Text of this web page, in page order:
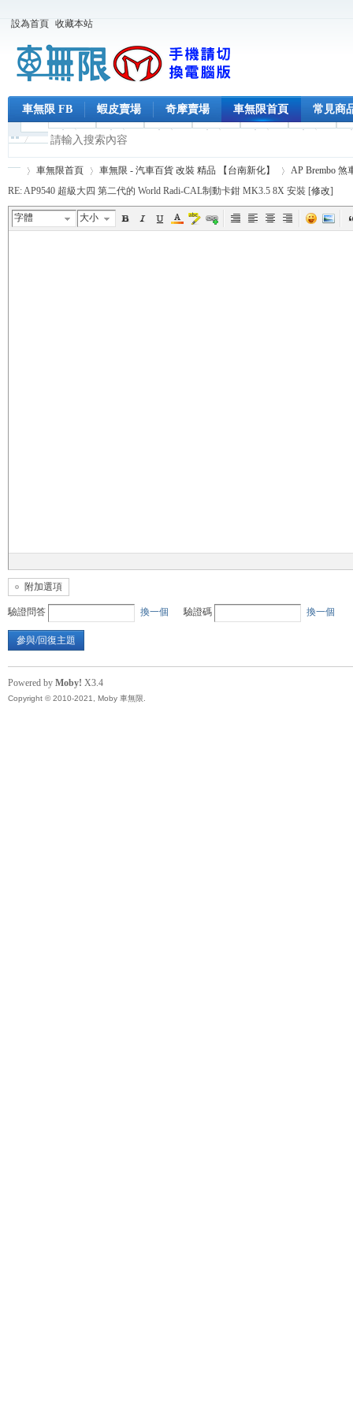
設為首頁 收藏本站
車無限 FB 蝦皮賣場 奇摩賣場 車無限首頁 常見商
限
車無限首頁 車無限 - 汽車百貨 改裝 精品 【台南新化】
AP Brembo 煞
RE: AP9540 超級大四 第二代的 World Radi-CAL制動卡鉗 MK3.5 8X 安裝 [修改]
字體 大小
附加選項
驗證問答 換一個 驗證碼 換一個
參與/回復主題
Powered by Moby! X3.4
Copyright © 2010-2021, Moby 車無限.